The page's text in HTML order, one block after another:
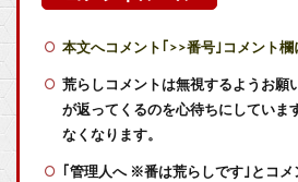
Switch2版『モンハンワイルズ』の
本文へコメント｢>>番号｣コメント
荒らしコメントは無視するようお願
が返ってくるのを心待ちにしていま
なくなります。
｢管理人へ ※番は荒らしです｣とコメ